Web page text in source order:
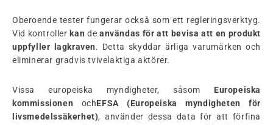
Oberoende tester fungerar också som ett regleringsverktyg.
Vid kontroller kan deanvändas för att bevisa att en produkt
uppfyller lagkraven. Detta skyddar ärliga varumärken och
eliminerar gradvis tvivelaktiga aktörer.
Vissa europeiska myndigheter, såsom Europeiska
kommissionen ochEFSA (Europeiska myndigheten för
livsmedelssäkerhet), använder dessa data för att förfina